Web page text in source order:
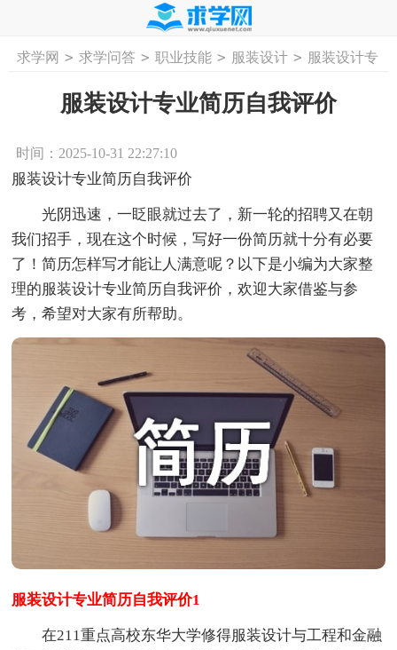
首页 工作计划 活动计划 学习计划
求学网 > 求学问答 > 职业技能 > 服装设计 > 服装设计专
服装设计专业简历自我评价
时间：2025-10-31 22:27:10
服装设计专业简历自我评价
光阴迅速，一眨眼就过去了，新一轮的招聘又在朝
我们招手，现在这个时候，写好一份简历就十分有必要
了！简历怎样写才能让人满意呢？以下是小编为大家整
理的服装设计专业简历自我评价，欢迎大家借鉴与参
考，希望对大家有所帮助。
服装设计专业简历自我评价1
在211重点高校东华大学修得服装设计与工程和金融